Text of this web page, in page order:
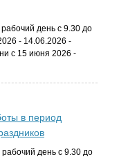
день с 9.30 до
- 14.06.2026 -
с 15 июня 2026 -
в период
день с 9.30 до